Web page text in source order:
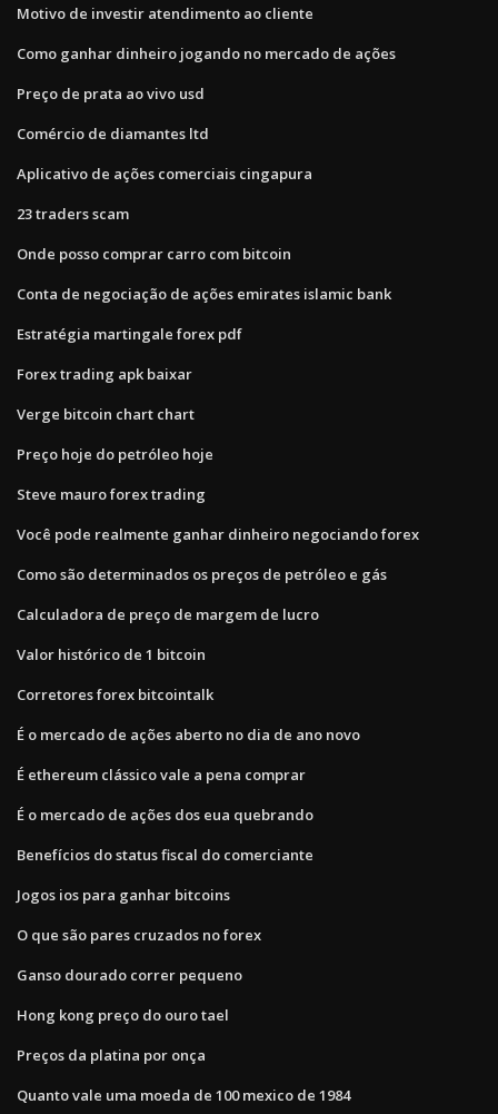
Motivo de investir atendimento ao cliente
Como ganhar dinheiro jogando no mercado de ações
Preço de prata ao vivo usd
Comércio de diamantes ltd
Aplicativo de ações comerciais cingapura
23 traders scam
Onde posso comprar carro com bitcoin
Conta de negociação de ações emirates islamic bank
Estratégia martingale forex pdf
Forex trading apk baixar
Verge bitcoin chart chart
Preço hoje do petróleo hoje
Steve mauro forex trading
Você pode realmente ganhar dinheiro negociando forex
Como são determinados os preços de petróleo e gás
Calculadora de preço de margem de lucro
Valor histórico de 1 bitcoin
Corretores forex bitcointalk
É o mercado de ações aberto no dia de ano novo
É ethereum clássico vale a pena comprar
É o mercado de ações dos eua quebrando
Benefícios do status fiscal do comerciante
Jogos ios para ganhar bitcoins
O que são pares cruzados no forex
Ganso dourado correr pequeno
Hong kong preço do ouro tael
Preços da platina por onça
Quanto vale uma moeda de 100 mexico de 1984